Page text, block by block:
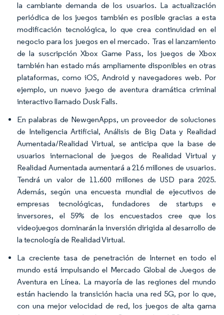
la cambiante demanda de los usuarios. La actualización
periódica de los juegos también es posible gracias a esta
modificación tecnológica, lo que crea continuidad en el
negocio para los juegos en el mercado. Tras el lanzamiento
de la suscripción Xbox Game Pass, los juegos de Xbox
también han estado más ampliamente disponibles en otras
plataformas, como iOS, Android y navegadores web. Por
ejemplo, un nuevo juego de aventura dramática criminal
interactivo llamado Dusk Falls.
En palabras de NewgenApps, un proveedor de soluciones
de Inteligencia Artificial, Análisis de Big Data y Realidad
Aumentada/Realidad Virtual, se anticipa que la base de
usuarios internacional de juegos de Realidad Virtual y
Realidad Aumentada aumentará a 216 millones de usuarios.
Tendrá un valor de 11.600 millones de USD para 2025.
Además, según una encuesta mundial de ejecutivos de
empresas tecnológicas, fundadores de startups e
inversores, el 59% de los encuestados cree que los
videojuegos dominarán la inversión dirigida al desarrollo de
la tecnología de Realidad Virtual.
La creciente tasa de penetración de Internet en todo el
mundo está impulsando el Mercado Global de Juegos de
Aventura en Línea. La mayoría de las regiones del mundo
están haciendo la transición hacia una red 5G, por lo que,
con una mejor velocidad de red, los juegos de alta gama